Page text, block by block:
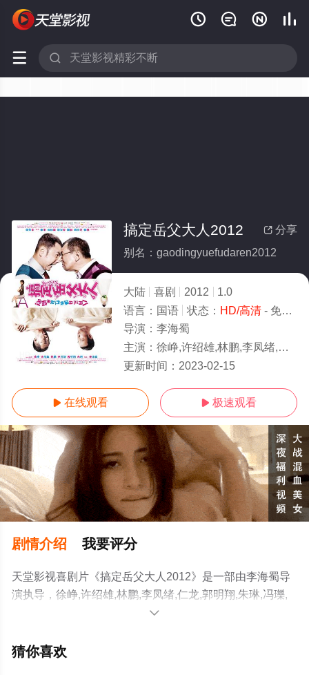
   
 
 分享
搞定岳父大人2012
别名：gaodingyuefudaren2012
大陆 喜剧 2012
1.0
语言： 国语 状态： HD/高清- 免费在线观看
导演： 李海蜀
主演： 徐峥,许绍雄,林鹏,李凤绪,仁龙,郭明翔,朱琳,冯瓅,刘洁,周绍栋,韩志,李晓波,苏茂洋,王语嫣,楚留生,刘建华,张立东,王虎成,冉旭,周雷
更新时间： 2023-02-15
 在线观看  极速观看
剧情介绍 我要评分
天堂影视喜剧片《搞定岳父大人2012》是一部由李海蜀导
演执导，徐峥,许绍雄,林鹏,李凤绪,仁龙,郭明翔,朱琳,冯瓅,
刘洁,周绍栋,韩志,李晓波,苏茂洋,王语嫣,楚留生,刘建华,张
费观看高清无删减完整版电影就上天堂电影网，更多剧情

猜你喜欢